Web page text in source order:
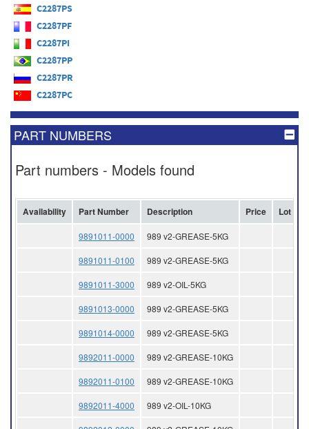
C2287PS
C2287PF
C2287PI
C2287PP
C2287PR
C2287PC
PART NUMBERS
Part numbers - Models found
Availability Part Number Description Price Lot Size
9891011-0000 989 v2-GREASE-5KG
9891011-0100 989 v2-GREASE-5KG
9891011-3000 989 v2-OIL-5KG
9891013-0000 989 v2-GREASE-5KG
9891014-0000 989 v2-GREASE-5KG
9892011-0000 989 v2-GREASE-10KG
9892011-0100 989 v2-GREASE-10KG
9892011-4000 989 v2-OIL-10KG